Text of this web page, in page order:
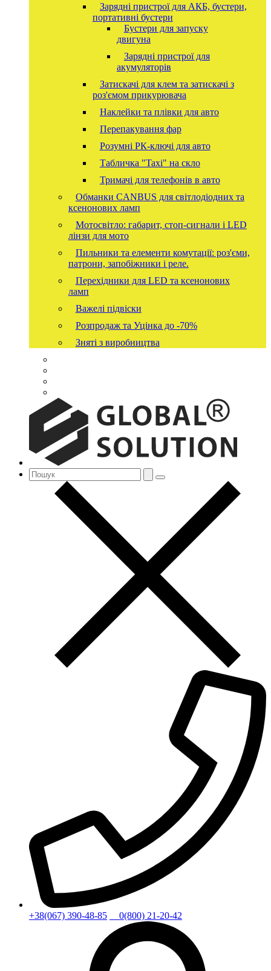
Зарядні пристрої для АКБ, бустери,
портативні бустери
Бустери для запуску
двигуна
Зарядні пристрої для
акумуляторів
Затискачі для клем та затискачі з
роз'ємом прикурювача
Наклейки та плівки для авто
Перепакування фар
Розумні РК-ключі для авто
Табличка "Taxi" на скло
Тримачі для телефонів в авто
Обманки CANBUS для світлодіодних та
ксенонових ламп
Мотосвітло: габарит, стоп-сигнали і LED
лінзи для мото
Пильники та елементи комутації: роз'єми,
патрони, запобіжники і реле.
Перехідники для LED та ксенонових
ламп
Важелі підвіски
Розпродаж та Уцінка до -70%
Зняті з виробництва
+38(067) 390-48-85 0(800) 21-20-42